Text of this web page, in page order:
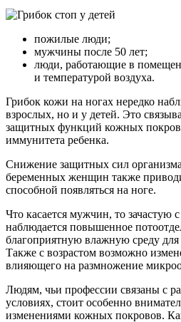
пожилые люди;
мужчины после 50 лет;
люди, работающие в
и температурой воздуха.
Грибок кожи на ногах нередко
взрослых, но и у детей. Это
защитных функций кожных
иммунитета ребенка.
Снижение защитных сил
беременных женщин также
способной появляться на ноге.
Что касается мужчин, то зачастую
наблюдается повышенное
благоприятную влажную среду для
Также с возрастом возможно
влияющего на размножение
Людям, чьи профессии связаны с
условиях, стоит особенно
изменениями кожных покровов.